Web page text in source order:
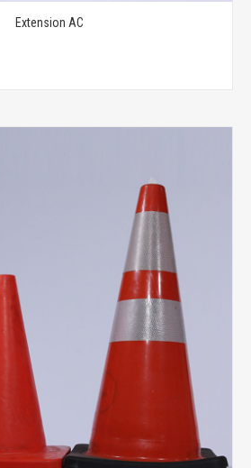
Extension AC